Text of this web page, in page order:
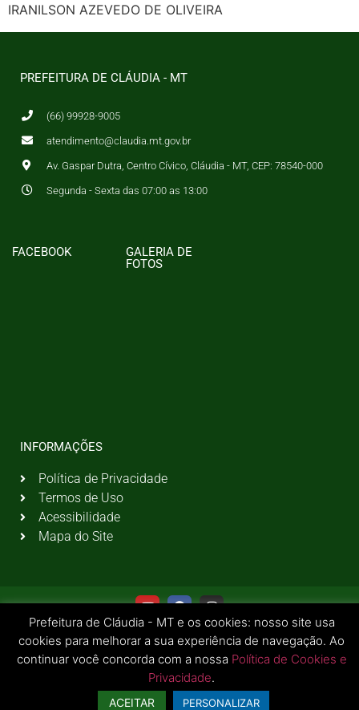
IRANILSON AZEVEDO DE OLIVEIRA
PREFEITURA DE CLÁUDIA - MT
(66) 99928-9005
atendimento@claudia.mt.gov.br
Av. Gaspar Dutra, Centro Cívico, Cláudia - MT, CEP: 78540-000
Segunda - Sexta das 07:00 as 13:00
FACEBOOK
GALERIA DE
FOTOS
INFORMAÇÕES
Política de Privacidade
Termos de Uso
Acessibilidade
Mapa do Site
© 2026 Todos os Direitos Reservados | Prefeitura Municipal de Cláudia - MT
Prefeitura de Cláudia - MT e os cookies: nosso site usa
cookies para melhorar a sua experiência de navegação. Ao
continuar você concorda com a nossa Política de Cookies e
Privacidade.
ACEITAR PERSONALIZAR